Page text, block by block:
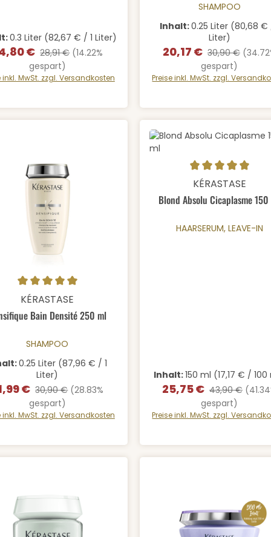
0.3 Liter (82,67 € / 1 Liter)
€ Regulärer Preis:
28,91 € (14.22%
gespart)
inkl. MwSt. zzgl. Versandkosten
SHAMPOO
Inhalt:0.25 Liter (80,68 €
Liter)
Verkaufspreis:
20,17 € Regulärer Preis:
30,90 €
gespart)
Preise inkl. MwSt. zzgl.
Anzahl: Gib den
Bewertung von 5 von 5 Sternen
KÉRASTASE
Bain Densité 250 ml
SHAMPOO
0.25 Liter (87,96 € / 1
Liter)
€ Regulärer Preis:
30,90 € (28.83%
gespart)
inkl. MwSt. zzgl. Versandkosten
Produkt
Durchschnittliche
KÉRASTASE
Blond Absolu Cicaplasme
HAARSERUM, LEAVE-IN
Inhalt:150 ml (17,17 € /
Verkaufspreis:
25,75 € Regulärer
43,90 €
gespart)
Preise inkl. MwSt. zzgl.